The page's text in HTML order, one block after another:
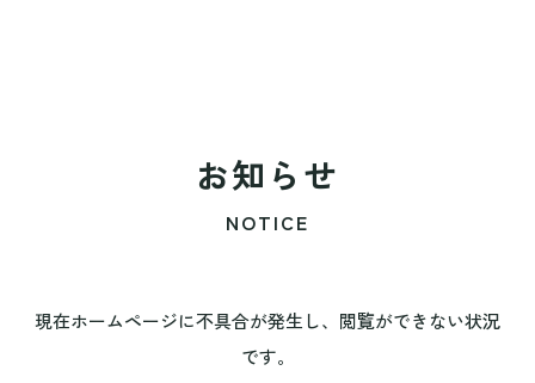
お知らせ
NOTICE
現在ホームページに不具合が発生し、閲覧ができない状況
です。